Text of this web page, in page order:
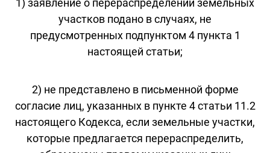
1) заявление о перераспределении земельных
участков подано в случаях, не
предусмотренных подпунктом 4 пункта 1
настоящей статьи;
2) не представлено в письменной форме
согласие лиц, указанных в пункте 4 статьи 11.2
настоящего Кодекса, если земельные участки,
которые предлагается перераспределить,